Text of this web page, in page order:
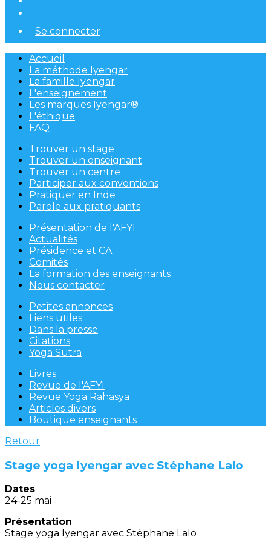
Se connecter
Accueil
La méthode Iyengar
La famille Iyengar
L'enseignement
Les marques Iyengar®
L'éthique
FAQ
Trouver un stage
Trouver un enseignant
Trouver un centre
Participer aux conventions
Pratiquer en Inde
Parole aux pratiquants
Présentation de l'AFYI
Actualités
Présidence et CA
Comités
La formation des enseignants
Nous contacter
Petites annonces
Liens utiles
Dans la presse
Citations
Yoga Sutra
Livres
Revue de l'AFYI
Revue Yoga Rahasya
Articles divers
Boutique enseignants
Retour
Stage yoga Iyengar avec Stéphane Lalo
Dates
24-25 mai
Présentation
Stage yoga Iyengar avec Stéphane Lalo